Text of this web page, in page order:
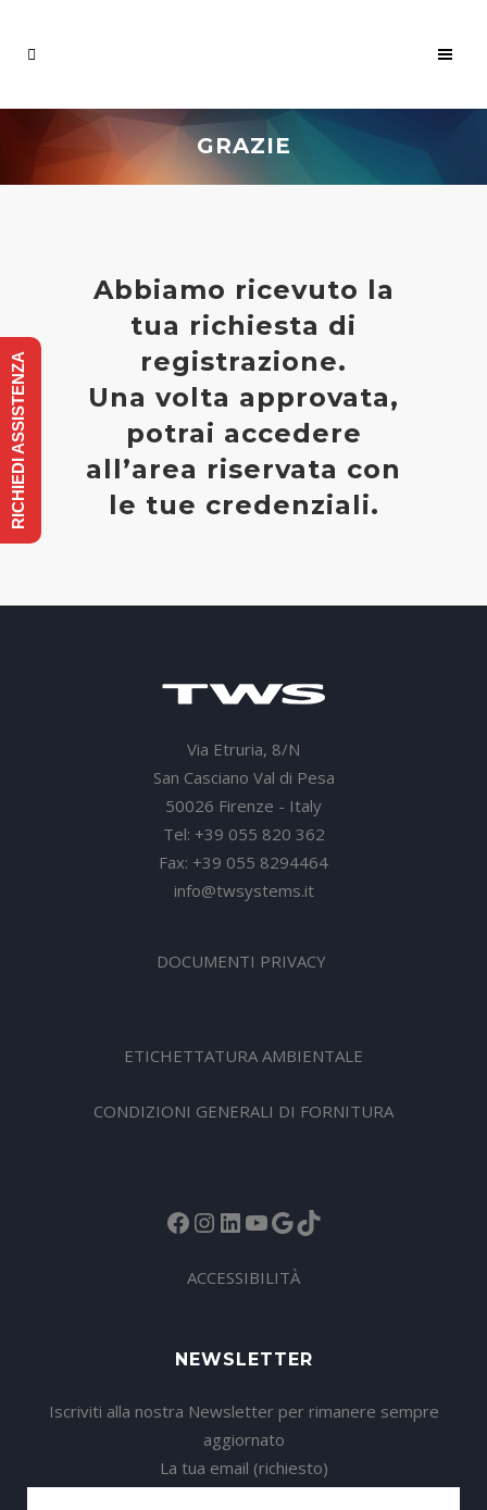
GRAZIE
Abbiamo ricevuto la
tua richiesta di
registrazione.
Una volta approvata,
potrai accedere
all’area riservata con
le tue credenziali.
Via Etruria, 8/N
San Casciano Val di Pesa
50026 Firenze - Italy
Tel: +39 055 820 362
Fax: +39 055 8294464
info@twsystems.it
DOCUMENTI PRIVACY
ETICHETTATURA AMBIENTALE
CONDIZIONI GENERALI DI FORNITURA
Facebook
Instagram
LinkedIn
YouTube
Google
TikTok
ACCESSIBILITÀ
NEWSLETTER
Iscriviti alla nostra Newsletter per rimanere sempre
aggiornato
La tua email (richiesto)
RICHIEDI ASSISTENZA